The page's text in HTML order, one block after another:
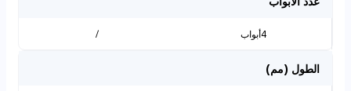
4أبواب /
الطول (مم)